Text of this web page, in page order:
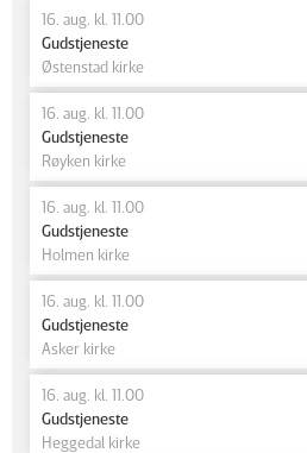
16. aug. kl. 11.00
Gudstjeneste
Østenstad kirke
16. aug. kl. 11.00
Gudstjeneste
Røyken kirke
16. aug. kl. 11.00
Gudstjeneste
Holmen kirke
16. aug. kl. 11.00
Gudstjeneste
Asker kirke
16. aug. kl. 11.00
Gudstjeneste
Heggedal kirke